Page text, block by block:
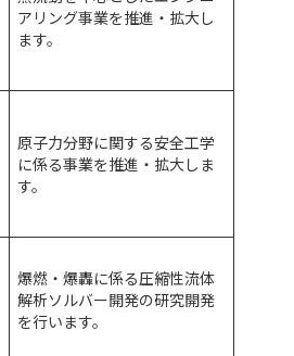
アリング事業を推進・拡大し
ます。
原子力分野に関する安全工学
に係る事業を推進・拡大しま
す。
爆燃・爆轟に係る圧縮性流体
解析ソルバー開発の研究開発
を行います。